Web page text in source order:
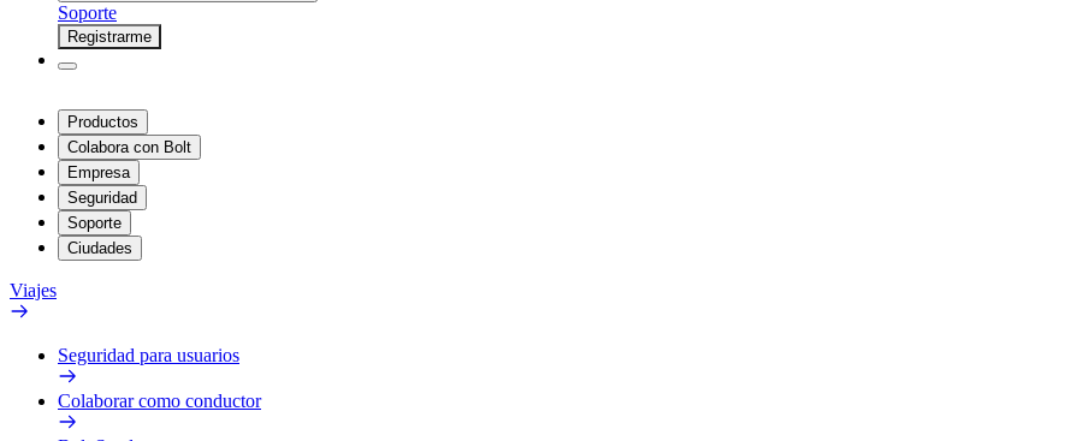
Soporte
Registrarme
Productos
Colabora con Bolt
Empresa
Seguridad
Soporte
Ciudades
Viajes
Seguridad para usuarios
Colaborar como conductor